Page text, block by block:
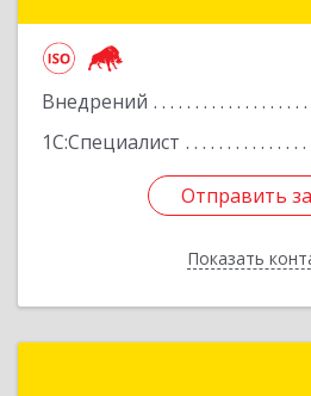
Внедрений
1С:Специалист
Отправить
Показать
Отправить
Назад